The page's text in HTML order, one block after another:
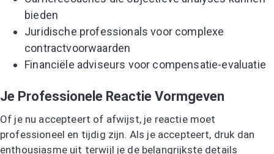
bieden
Juridische professionals voor complexe
contractvoorwaarden
Financiële adviseurs voor compensatie-evaluatie
Je Professionele Reactie Vormgeven
Of je nu accepteert of afwijst, je reactie moet
professioneel en tijdig zijn. Als je accepteert, druk dan
enthousiasme uit terwijl je de belangrijkste details